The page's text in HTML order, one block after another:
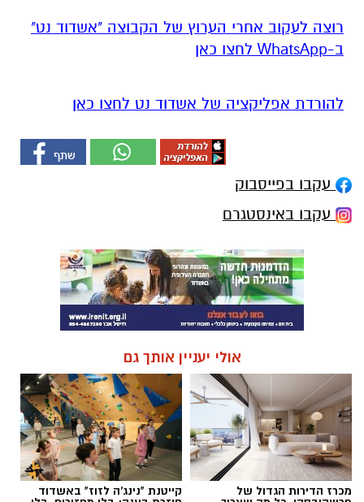
רוצה לעקוב אחרי הערוץ של הקבוצה "אשדוד נט"
ב-WhatsApp לחצו כאן
להורדת אפליקציה של אשדוד נט לחצו כאן
עקבו בפייסבוק
עקבו באינסטגרם
אולי יעניין אותך גם
מכרז הדירות הגדול של קייטנת "נינג'ה לזוז" באשדוד